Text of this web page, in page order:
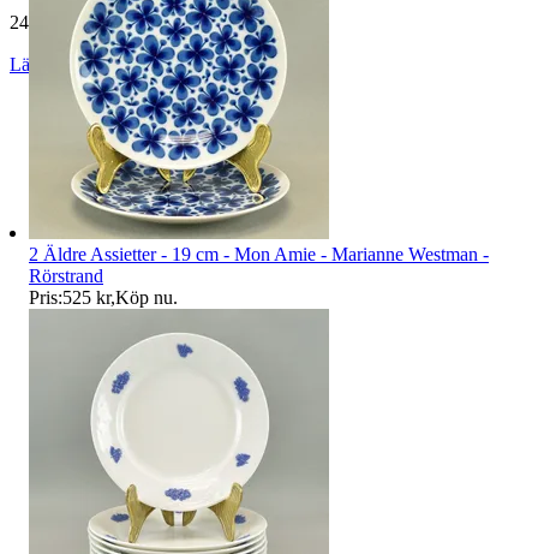
24 960 omdömen
Läs omdömen Följ
2 Äldre Assietter - 19 cm - Mon Amie - Marianne Westman -
Rörstrand
Pris:525 kr,Köp nu.